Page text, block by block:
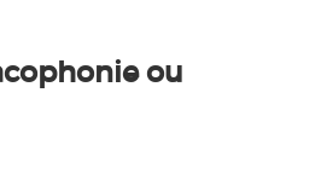
ou